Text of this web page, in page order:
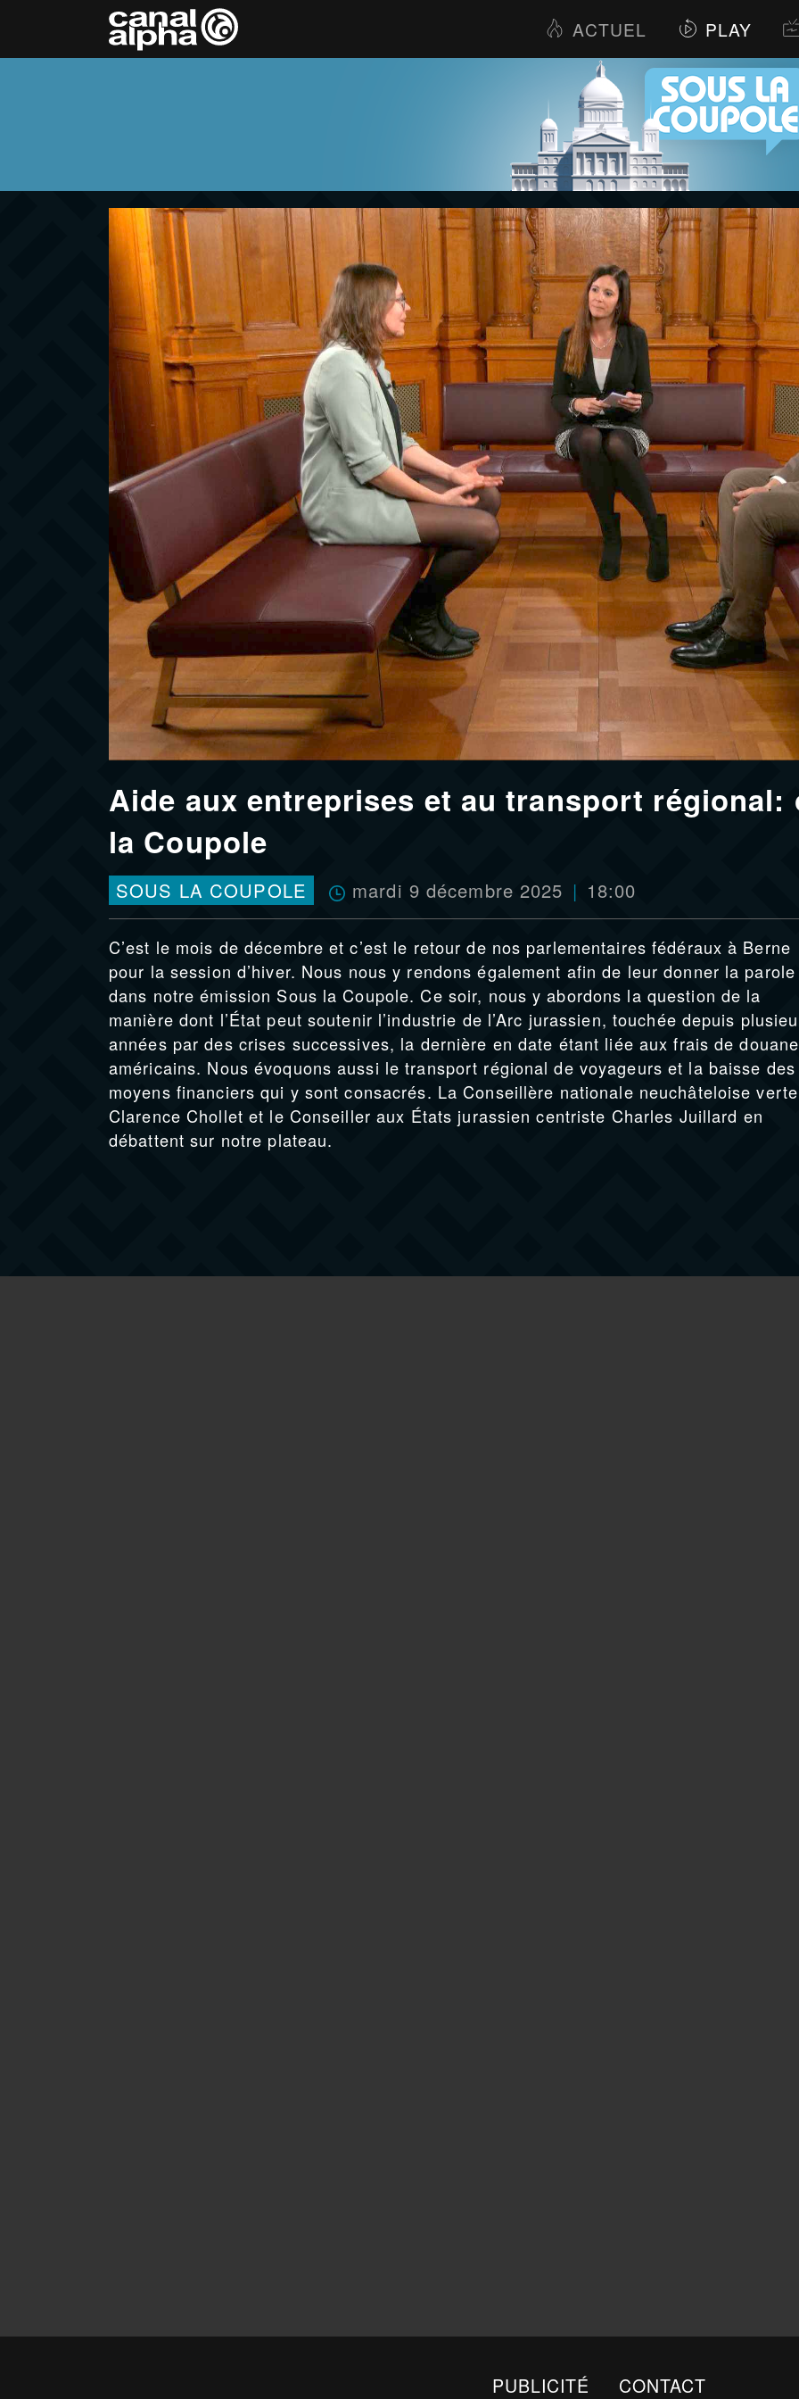
ACTUEL PLAY
Aide aux entreprises et au transport régional:
la Coupole
SOUS LA COUPOLE mardi 9 décembre 2025 18:00
C’est le mois de décembre et c’est le retour de nos parlementaires fédéraux à Berne
pour la session d’hiver. Nous nous y rendons également afin de leur donner la parole
dans notre émission Sous la Coupole. Ce soir, nous y abordons la question de la
manière dont l’État peut soutenir l’industrie de l’Arc jurassien, touchée depuis
années par des crises successives, la dernière en date étant liée aux frais de douane
américains. Nous évoquons aussi le transport régional de voyageurs et la baisse des
moyens financiers qui y sont consacrés. La Conseillère nationale neuchâteloise verte
Clarence Chollet et le Conseiller aux États jurassien centriste Charles Juillard en
débattent sur notre plateau.
PUBLICITÉ CONTACT